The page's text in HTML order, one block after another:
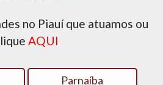
no Piauí que atuamos ou
AQUI
Parnaíba